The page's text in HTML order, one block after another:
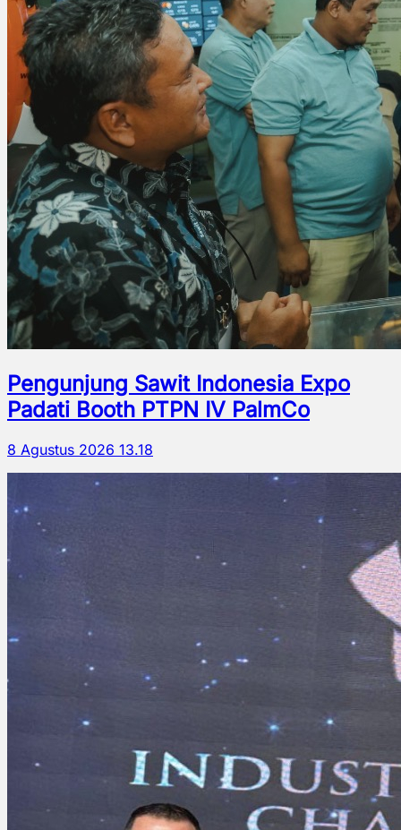
Pengunjung Sawit Indonesia Expo
Padati Booth PTPN IV PalmCo
8 Agustus 2026 13.18